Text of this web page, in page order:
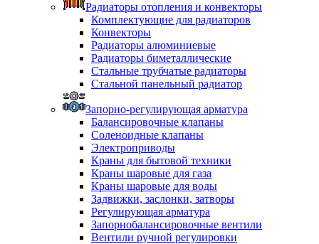
Радиаторы отопления и конвекторы
Комплектующие для радиаторов
Конвекторы
Радиаторы алюминиевые
Радиаторы биметаллические
Стальные трубчатые радиаторы
Стальной панельный радиатор
Запорно-регулирующая арматура
Балансировочные клапаны
Соленоидные клапаны
Электроприводы
Краны для бытовой техники
Краны шаровые для газа
Краны шаровые для воды
Задвижки, заслонки, затворы
Регулирующая арматура
Запорнобалансировочные вентили
Вентили ручной регулировки